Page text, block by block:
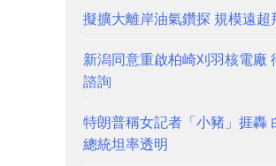
擬擴大離岸油氣鑽探 規模遠超
新潟同意重啟柏崎刈羽核電廠
諮詢
特朗普稱女記者「小豬」捱轟
總統坦率透明